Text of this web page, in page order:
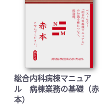
総合内科病棟マニュア
ル 病棟業務の基礎（赤
本）